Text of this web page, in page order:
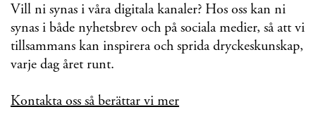
Vill ni synas i våra digitala kanaler? Hos oss kan ni
synas i både nyhetsbrev och på sociala medier, så att vi
tillsammans kan inspirera och sprida dryckeskunskap,
varje dag året runt.
Kontakta oss så berättar vi mer